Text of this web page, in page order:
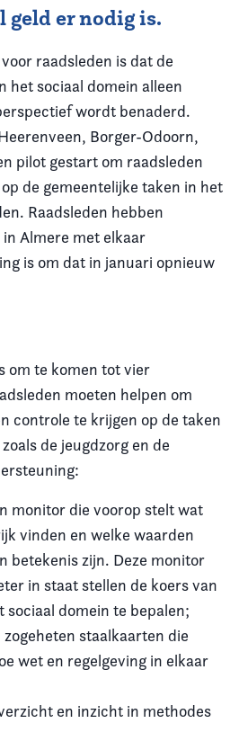
geld er nodig is.
raadsleden is dat de
het sociaal domein alleen
wordt benaderd.
Borger-Odoorn,
pilot gestart om raadsleden
de gemeentelijke taken in het
Raadsleden hebben
Almere met elkaar
is om dat in januari opnieuw
om te komen tot vier
moeten helpen om
controle te krijgen op de taken
de jeugdzorg en de
monitor die voorop stelt wat
vinden en welke waarden
betekenis zijn. Deze monitor
in staat stellen de koers van
sociaal domein te bepalen;
staalkaarten die
wet en regelgeving in elkaar
en inzicht in methodes